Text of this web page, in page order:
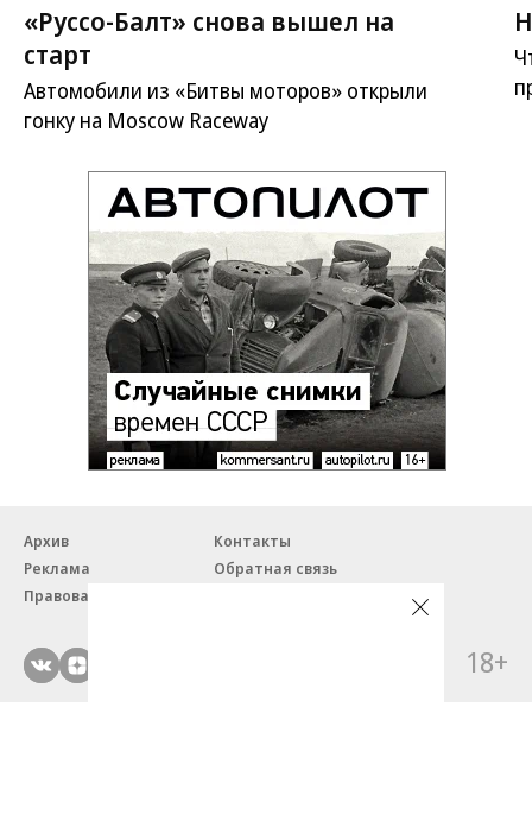
«Руссо-Балт» снова вышел на
старт
Автомобили из «Битвы моторов» открыли
гонку на Moscow Raceway
Архив
Контакты
Реклама
Обратная связь
Правовая информация
18+